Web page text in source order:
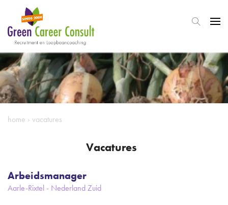
home › vacatures
Vacatures
Arbeidsmanager
Aarle-Rixtel - Nederland Zuid